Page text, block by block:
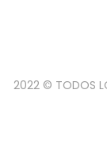
2022 © TODOS